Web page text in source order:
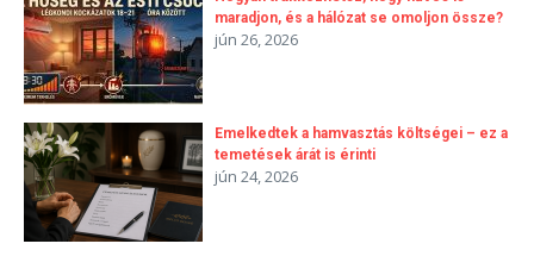
maradjon, és a hálózat se omoljon össze?
jún 26, 2026
Emelkedtek a hamvasztás költségei – ez a
temetések árát is érinti
jún 24, 2026